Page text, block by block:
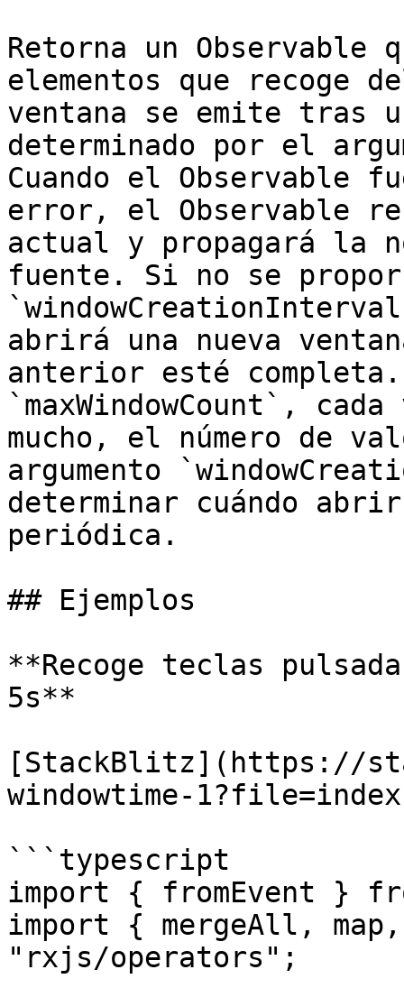
Retorna un Observable
elementos que recoge
ventana se emite tras
determinado por el
Cuando el Observable
error, el Observable
actual y propagará la
fuente. Si no se
abrirá una nueva
anterior esté completa.
`maxWindowCount`,
mucho, el número de
argumento
determinar cuándo
periódica.
## Ejemplos
**Recoge teclas
5s**
[StackBlitz](https://
windowtime-
```typescript
import { fromEvent }
import { mergeAll,
"rxjs/operators";